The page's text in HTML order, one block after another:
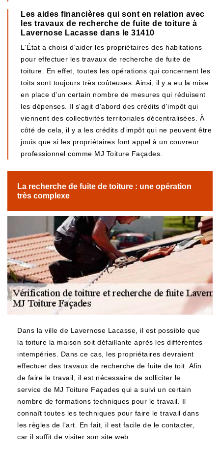
Les aides financières qui sont en relation avec
les travaux de recherche de fuite de toiture à
Lavernose Lacasse dans le 31410
L'État a choisi d'aider les propriétaires des habitations
pour effectuer les travaux de recherche de fuite de
toiture. En effet, toutes les opérations qui concernent les
toits sont toujours très coûteuses. Ainsi, il y a eu la mise
en place d'un certain nombre de mesures qui réduisent
les dépenses. Il s'agit d'abord des crédits d'impôt qui
viennent des collectivités territoriales décentralisées. À
côté de cela, il y a les crédits d'impôt qui ne peuvent être
jouis que si les propriétaires font appel à un couvreur
professionnel comme MJ Toiture Façades.
La recherche de fuite de toiture : une opération
très complexe
Dans la ville de Lavernose Lacasse, il est possible que
la toiture la maison soit défaillante après les différentes
intempéries. Dans ce cas, les propriétaires devraient
effectuer des travaux de recherche de fuite de toit. Afin
de faire le travail, il est nécessaire de solliciter le
service de MJ Toiture Façades qui a suivi un certain
nombre de formations techniques pour le travail. Il
connaît toutes les techniques pour faire le travail dans
les règles de l'art. En fait, il est facile de le contacter,
car il suffit de visiter son site web.